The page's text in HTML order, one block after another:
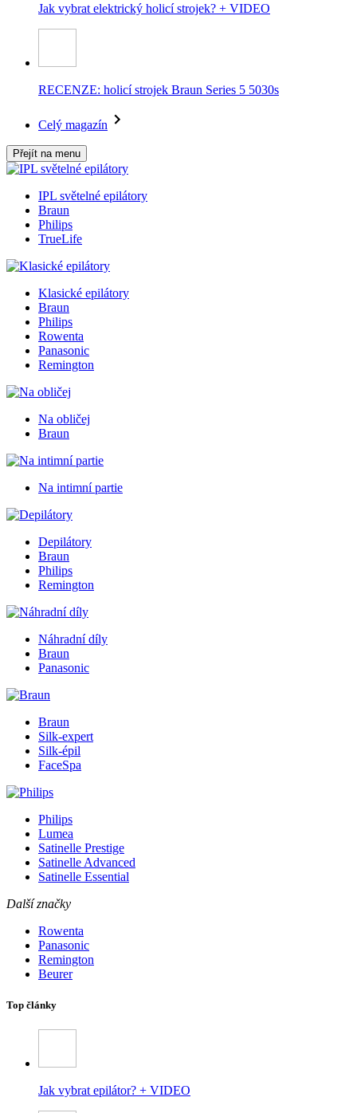
Jak vybrat elektrický holicí strojek? + VIDEO
RECENZE: holicí strojek Braun Series 5 5030s
Celý magazín
Přejít na menu
IPL světelné epilátory
Braun
Philips
TrueLife
Klasické epilátory
Braun
Philips
Rowenta
Panasonic
Remington
Na obličej
Braun
Na intimní partie
Depilátory
Braun
Philips
Remington
Náhradní díly
Braun
Panasonic
Braun
Silk-expert
Silk-épil
FaceSpa
Philips
Lumea
Satinelle Prestige
Satinelle Advanced
Satinelle Essential
Další značky
Rowenta
Panasonic
Remington
Beurer
Top články
Jak vybrat epilátor? + VIDEO